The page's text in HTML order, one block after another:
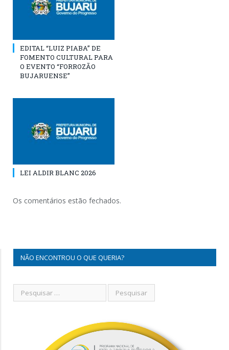
EDITAL “LUIZ PIABA” DE
FOMENTO CULTURAL PARA
O EVENTO “FORROZÃO
BUJARUENSE”
LEI ALDIR BLANC 2026
Os comentários estão fechados.
NÃO ENCONTROU O QUE QUERIA?